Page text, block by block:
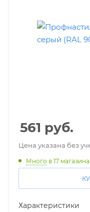
561 руб.
Цена указана без
Много в 17
Характеристики